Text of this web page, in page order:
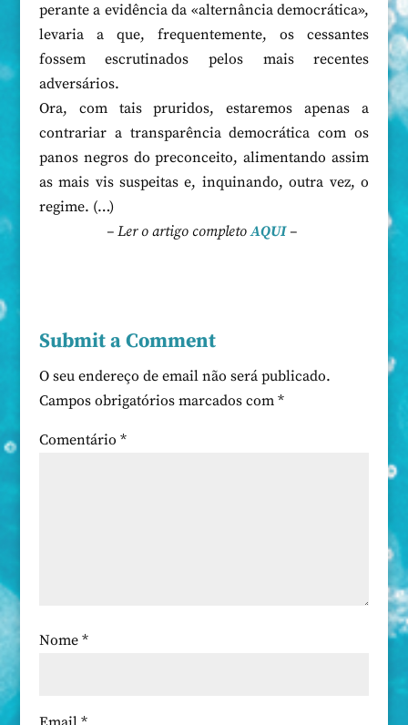
perante a evidência da «alternância democrática»,
levaria a que, frequentemente, os cessantes
fossem escrutinados pelos mais recentes
adversários.
Ora, com tais pruridos, estaremos apenas a
contrariar a transparência democrática com os
panos negros do preconceito, alimentando assim
as mais vis suspeitas e, inquinando, outra vez, o
regime. (…)
– Ler o artigo completoAQUI–
Submit a Comment
O seu endereço de email não será publicado.
Campos obrigatórios marcados com *
Comentário *
Nome *